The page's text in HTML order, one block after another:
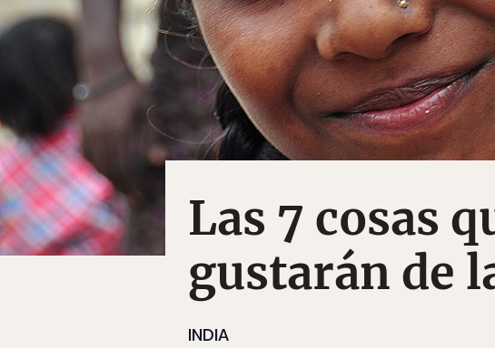
Las 7 cosas
gustarán de
INDIA